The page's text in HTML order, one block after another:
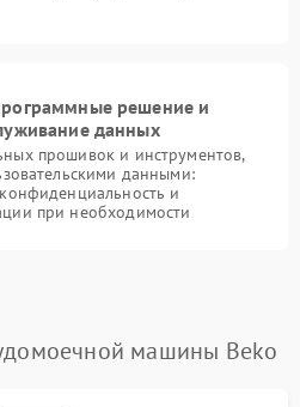
решение и
данных
прошивок и инструментов,
данными:
и
при необходимости
машины Beko